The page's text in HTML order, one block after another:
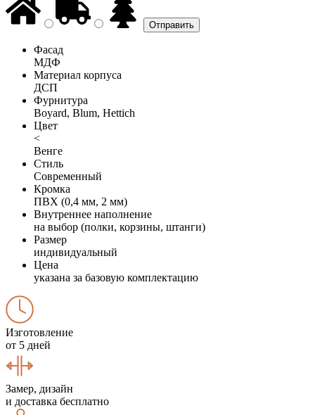
Фасад
МДФ
Материал корпуса
ДСП
Фурнитура
Boyard, Blum, Hettich
Цвет
<
Венге
Стиль
Современный
Кромка
ПВХ (0,4 мм, 2 мм)
Внутреннее наполнение
на выбор (полки, корзины, штанги)
Размер
индивидуальный
Цена
указана за базовую комплектацию
Изготовление
от 5 дней
Замер, дизайн
и доставка бесплатно